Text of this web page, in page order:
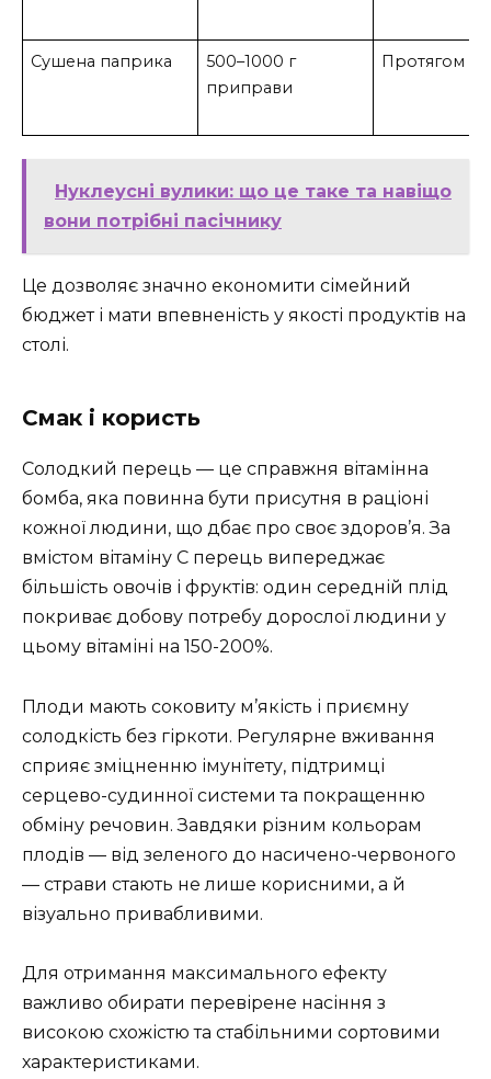
Сушена паприка
500–1000 г
приправи
Протягом
Нуклеусні вулики: що це таке та навіщо
вони потрібні пасічнику
Це дозволяє значно економити сімейний
бюджет і мати впевненість у якості продуктів на
столі.
Смак і користь
Солодкий перець — це справжня вітамінна
бомба, яка повинна бути присутня в раціоні
кожної людини, що дбає про своє здоров’я. За
вмістом вітаміну С перець випереджає
більшість овочів і фруктів: один середній плід
покриває добову потребу дорослої людини у
цьому вітаміні на 150-200%.
Плоди мають соковиту м’якість і приємну
солодкість без гіркоти. Регулярне вживання
сприяє зміцненню імунітету, підтримці
серцево-судинної системи та покращенню
обміну речовин. Завдяки різним кольорам
плодів — від зеленого до насичено-червоного
— страви стають не лише корисними, а й
візуально привабливими.
Для отримання максимального ефекту
важливо обирати перевірене насіння з
високою схожістю та стабільними сортовими
характеристиками.